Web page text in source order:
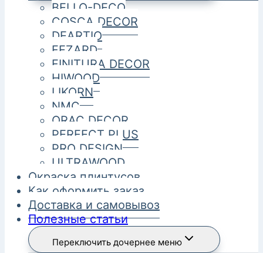
BELLO-DECO
COSCA DECOR
DEARTIO
FEZARD
FINITURA DECOR
HIWOOD
LIKORN
NMC
ORAC DECOR
PERFECT PLUS
PRO DESIGN
ULTRAWOOD
Окраска плинтусов
Как оформить заказ
Доставка и самовывоз
Полезные статьи
Переключить дочернее меню